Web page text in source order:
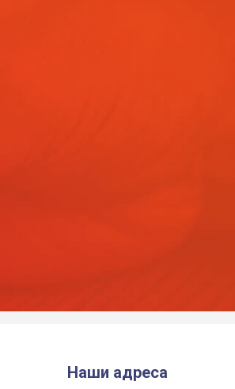
Наши адреса